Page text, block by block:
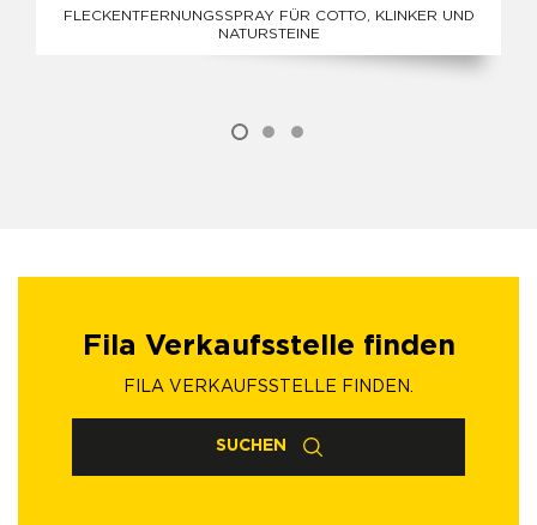
FLECKENTFERNUNGSSPRAY FÜR COTTO, KLINKER UND
NATURSTEINE
Fila Verkaufsstelle finden
FILA VERKAUFSSTELLE FINDEN.
SUCHEN